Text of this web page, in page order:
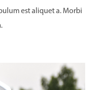
est aliquet a. Morbi